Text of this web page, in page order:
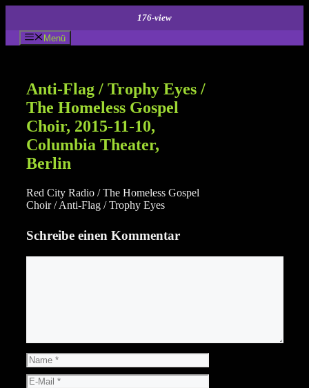
springen
176-view
Menü
Anti-Flag / Trophy Eyes /
The Homeless Gospel
Choir, 2015-11-10,
Columbia Theater,
Berlin
Red City Radio / The Homeless Gospel
Choir / Anti-Flag / Trophy Eyes
Schreibe einen Kommentar
Name
E-